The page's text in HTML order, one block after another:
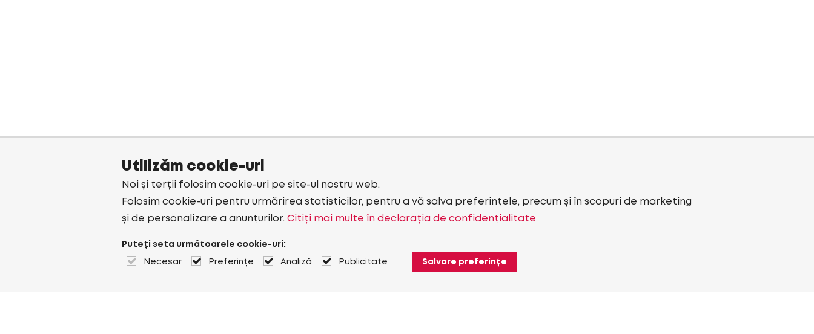
Utilizăm cookie-uri
Noi și terții folosim cookie-uri pe site-ul nostru web.
Folosim cookie-uri pentru urmărirea statisticilor, pentru a vă salva preferințele, precum și în scopuri de marketing
și de personalizare a anunțurilor. Citiți mai multe în declarația de confidențialitate
Puteți seta următoarele cookie-uri:
Necesar Preferințe Analiză Publicitate Salvare preferințe